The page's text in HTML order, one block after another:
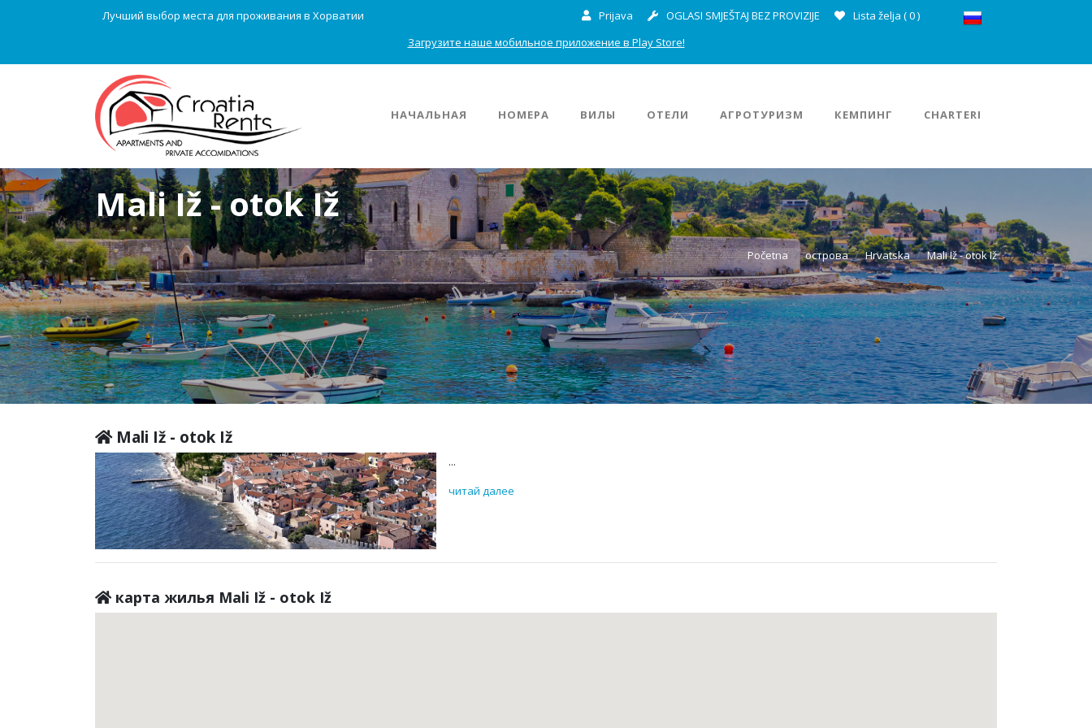
Лучший выбор места для проживания в Хорватии Prijava OGLASI SMJEŠTAJ BEZ PROVIZIJE Lista želja (0)
Загрузите наше мобильное приложение в Play Store!
НАЧАЛЬНАЯ НОМЕРА ВИЛЫ ОТЕЛИ АГРОТУРИЗМ КЕМПИНГ CHARTERI
Mali Iž - otok Iž
Početna острова Hrvatska Mali Iž - otok Iž
Mali Iž - otok Iž
...
читай далее
карта жилья Mali Iž - otok Iž